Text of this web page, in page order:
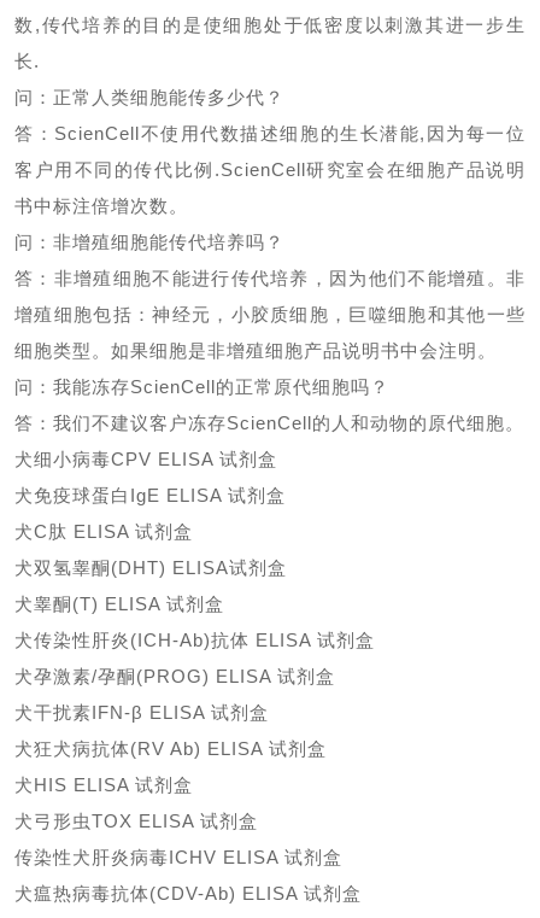
数 ,传代培养的目的是使细胞处于低密度以刺激其进一步生
长.
问：正常人类细胞能传多少代？
答： ScienCell不使用代数描述细胞的生长潜能, 因为每一位
客户用不同的传代比例 .ScienCell研究室会在细胞产品说明
书中标注倍增次数。
问：非增殖细胞能传代培养吗？
答：非增殖细胞不能进行传代培养，因为他们不能增殖。非
增殖细胞包括：神经元，小胶质细胞，巨噬细胞和其他一些
细胞类型。如果细胞是非增殖细胞产品说明书中会注明。
问：我能冻存ScienCell的正常原代细胞吗？
答：我们不建议客户冻存ScienCell的人和动物的原代细胞。
犬细小病毒CPV ELISA 试剂盒
犬免疫球蛋白 IgE ELISA 试剂盒
犬C肽 ELISA 试剂盒
犬双氢睾酮(DHT) ELISA试剂盒
犬睾酮(T) ELISA 试剂盒
犬传染性肝炎(ICH-Ab)抗体 ELISA 试剂盒
犬孕激素/孕酮(PROG) ELISA 试剂盒
犬干扰素IFN-β ELISA 试剂盒
犬狂犬病抗体(RV Ab) ELISA 试剂盒
犬HIS ELISA 试剂盒
犬弓形虫TOX ELISA 试剂盒
传染性犬肝炎病毒ICHV ELISA 试剂盒
犬瘟热病毒抗体(CDV-Ab) ELISA 试剂盒